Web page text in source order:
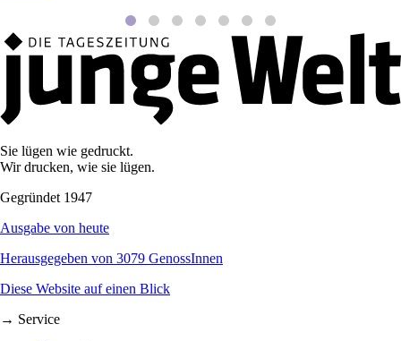
Sie lügen wie gedruckt.
Wir drucken, wie sie lügen.
Gegründet 1947
Ausgabe von heute
Herausgegeben von 3079 GenossInnen
Diese Website auf einen Blick
→ Service